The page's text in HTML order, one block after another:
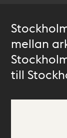
mellan
till